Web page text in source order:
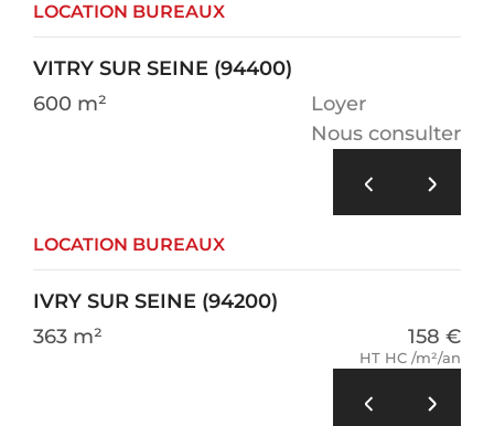
LOCATION BUREAUX
VITRY SUR SEINE (94400)
600 m²
Loyer
Nous consulter
LOCATION BUREAUX
IVRY SUR SEINE (94200)
363 m²
158 €
HT HC /m²/an